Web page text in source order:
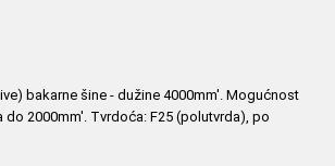
bakarne šine - dužine 4000mm'. Mogućnost
do 2000mm'. Tvrdoća: F25 (polutvrda), po